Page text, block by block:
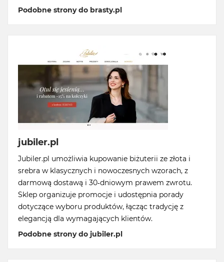
Podobne strony do brasty.pl
jubiler.pl
Jubiler.pl umożliwia kupowanie biżuterii ze złota i
srebra w klasycznych i nowoczesnych wzorach, z
darmową dostawą i 30-dniowym prawem zwrotu.
Sklep organizuje promocje i udostępnia porady
dotyczące wyboru produktów, łącząc tradycję z
elegancją dla wymagających klientów.
Podobne strony do jubiler.pl